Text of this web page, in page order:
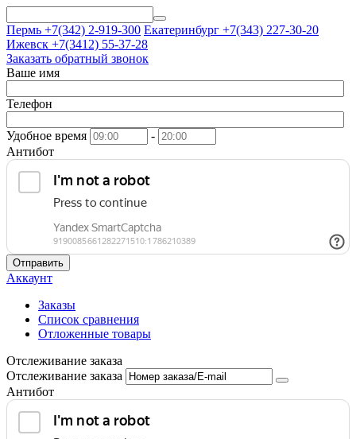
Пермь +7(342) 2-919-300 Екатеринбург +7(343) 227-30-20
Ижевск +7(3412) 55-37-28
Заказать обратный звонок
Ваше имя
Телефон
Удобное время
-
Антибот
Отправить
Аккаунт
Заказы
Список сравнения
Отложенные товары
Отслеживание заказа
Отслеживание заказа
Антибот